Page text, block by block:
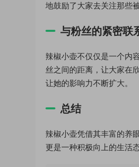
地鼓励了大家去关注那些
与粉丝的紧密联
辣椒小壶不仅仅是一个内
丝之间的距离，让大家在
让她的影响力不断扩大。
总结
辣椒小壶凭借其丰富的养
更是一种积极向上的生活